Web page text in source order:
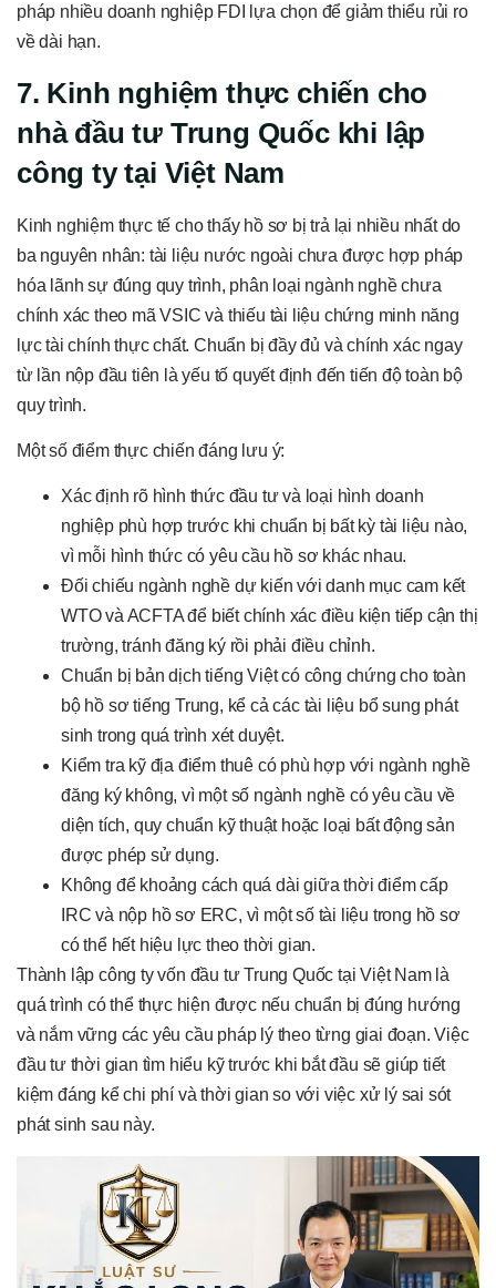
pháp nhiều doanh nghiệp FDI lựa chọn để giảm thiểu rủi ro
về dài hạn.
7. Kinh nghiệm thực chiến cho
nhà đầu tư Trung Quốc khi lập
công ty tại Việt Nam
Kinh nghiệm thực tế cho thấy hồ sơ bị trả lại nhiều nhất do
ba nguyên nhân: tài liệu nước ngoài chưa được hợp pháp
hóa lãnh sự đúng quy trình, phân loại ngành nghề chưa
chính xác theo mã VSIC và thiếu tài liệu chứng minh năng
lực tài chính thực chất. Chuẩn bị đầy đủ và chính xác ngay
từ lần nộp đầu tiên là yếu tố quyết định đến tiến độ toàn bộ
quy trình.
Một số điểm thực chiến đáng lưu ý:
Xác định rõ hình thức đầu tư và loại hình doanh
nghiệp phù hợp trước khi chuẩn bị bất kỳ tài liệu nào,
vì mỗi hình thức có yêu cầu hồ sơ khác nhau.
Đối chiếu ngành nghề dự kiến với danh mục cam kết
WTO và ACFTA để biết chính xác điều kiện tiếp cận thị
trường, tránh đăng ký rồi phải điều chỉnh.
Chuẩn bị bản dịch tiếng Việt có công chứng cho toàn
bộ hồ sơ tiếng Trung, kể cả các tài liệu bổ sung phát
sinh trong quá trình xét duyệt.
Kiểm tra kỹ địa điểm thuê có phù hợp với ngành nghề
đăng ký không, vì một số ngành nghề có yêu cầu về
diện tích, quy chuẩn kỹ thuật hoặc loại bất động sản
được phép sử dụng.
Không để khoảng cách quá dài giữa thời điểm cấp
IRC và nộp hồ sơ ERC, vì một số tài liệu trong hồ sơ
có thể hết hiệu lực theo thời gian.
Thành lập công ty vốn đầu tư Trung Quốc tại Việt Nam là
quá trình có thể thực hiện được nếu chuẩn bị đúng hướng
và nắm vững các yêu cầu pháp lý theo từng giai đoạn. Việc
đầu tư thời gian tìm hiểu kỹ trước khi bắt đầu sẽ giúp tiết
kiệm đáng kể chi phí và thời gian so với việc xử lý sai sót
phát sinh sau này.